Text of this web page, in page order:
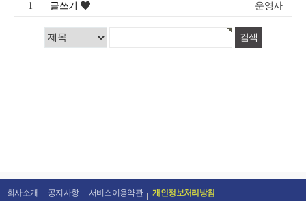
1 글쓰기 운영자
회사소개 공지사항 서비스이용약관 개인정보처리방침